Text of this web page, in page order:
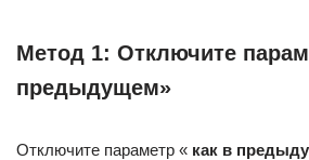
Метод 1: Отключите
предыдущем»
Отключите параметр « как в